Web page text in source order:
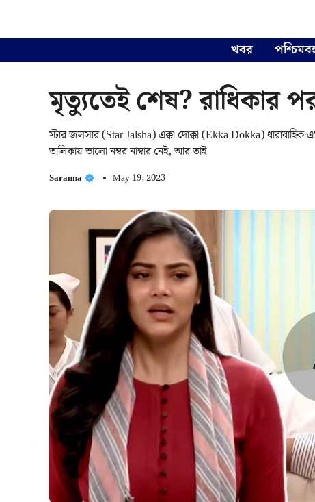
খবর
মৃত্যুতেই শেষ? রাধিকার
স্টার জলসার (Star Jalsha) এক্কা দোক্কা (Ekka Dokka)
তালিকায় ভালো নম্বর নাম্বার নেই, আর তাই
Saranna May 19, 2023